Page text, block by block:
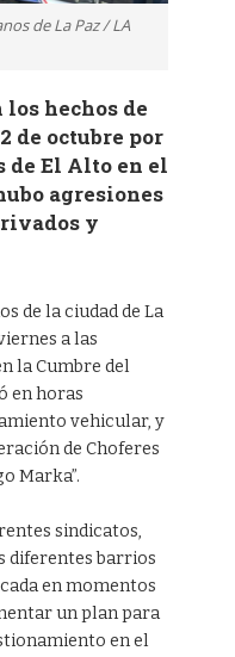
de La Paz / LA
hechos de
de octubre por
de El Alto en el
agresiones
y
de la ciudad de La
a las
la Cumbre del
en horas
vehicular, y
de Choferes
Marka”.
sindicatos,
diferentes barrios
en momentos
un plan para
en el